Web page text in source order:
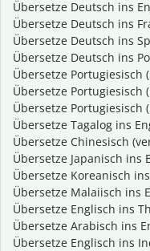
Übersetze Deutsch ins
Übersetze Deutsch ins
Übersetze Deutsch ins
Übersetze Deutsch ins
Übersetze Portugiesisch
Übersetze Portugiesisch
Übersetze Portugiesisch
Übersetze Tagalog ins
Übersetze Chinesisch
Übersetze Japanisch ins
Übersetze Koreanisch
Übersetze Malaiisch ins
Übersetze Englisch ins
Übersetze Arabisch ins
Übersetze Englisch ins